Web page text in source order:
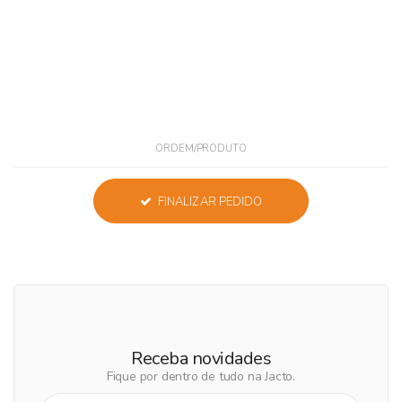
ORDEM/PRODUTO
FINALIZAR PEDIDO
Receba novidades
Fique por dentro de tudo na Jacto.